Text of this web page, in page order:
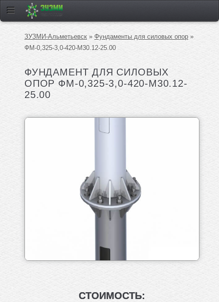
ЗУЗМИ-Альметьевск » Фундаменты для силовых опор »
ФМ-0,325-3,0-420-М30.12-25.00
ФУНДАМЕНТ ДЛЯ СИЛОВЫХ
ОПОР ФМ-0,325-3,0-420-М30.12-
25.00
СТОИМОСТЬ: